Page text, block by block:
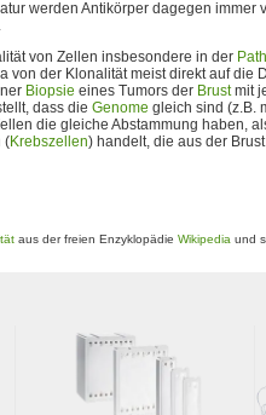
werden Antikörper dagegen
.
von Zellen insbesondere in der
von der Klonalität meist direkt auf die
Biopsie eines Tumors der Brustmit
dass die Genome gleich sind (z.B.
die gleiche Abstammung haben,
(Krebszellen) handelt, die aus der
aus der freien Enzyklopädie Wikipedia und